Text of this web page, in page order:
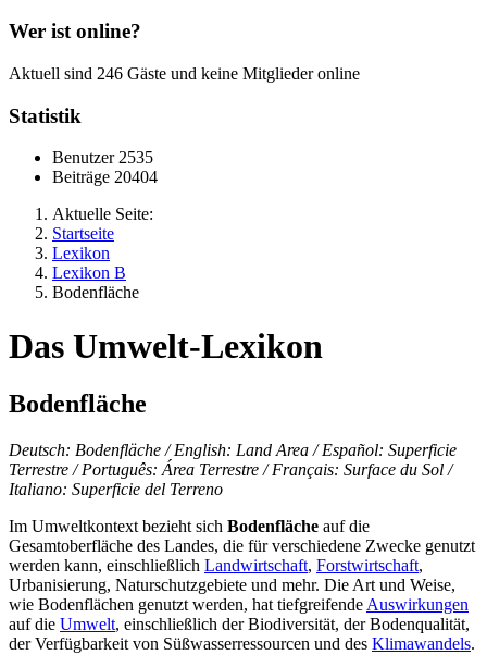
Wer ist online?
Aktuell sind 246 Gäste und keine Mitglieder online
Statistik
Benutzer2535
Beiträge 20404
Aktuelle Seite:
Startseite
Lexikon
Lexikon B
Bodenfläche
Das Umwelt-Lexikon
Bodenfläche
Deutsch: Bodenfläche / English: Land Area / Español: Superficie
Terrestre / Português: Área Terrestre / Français: Surface du Sol /
Italiano: Superficie del Terreno
Im Umweltkontext bezieht sich Bodenfläche auf die
Gesamtoberfläche des Landes, die für verschiedene Zwecke genutzt
werden kann, einschließlich Landwirtschaft, Forstwirtschaft,
Urbanisierung, Naturschutzgebiete und mehr. Die Art und Weise,
wie Bodenflächen genutzt werden, hat tiefgreifende Auswirkungen
auf die Umwelt, einschließlich der Biodiversität, der Bodenqualität,
der Verfügbarkeit von Süßwasserressourcen und des Klimawandels.